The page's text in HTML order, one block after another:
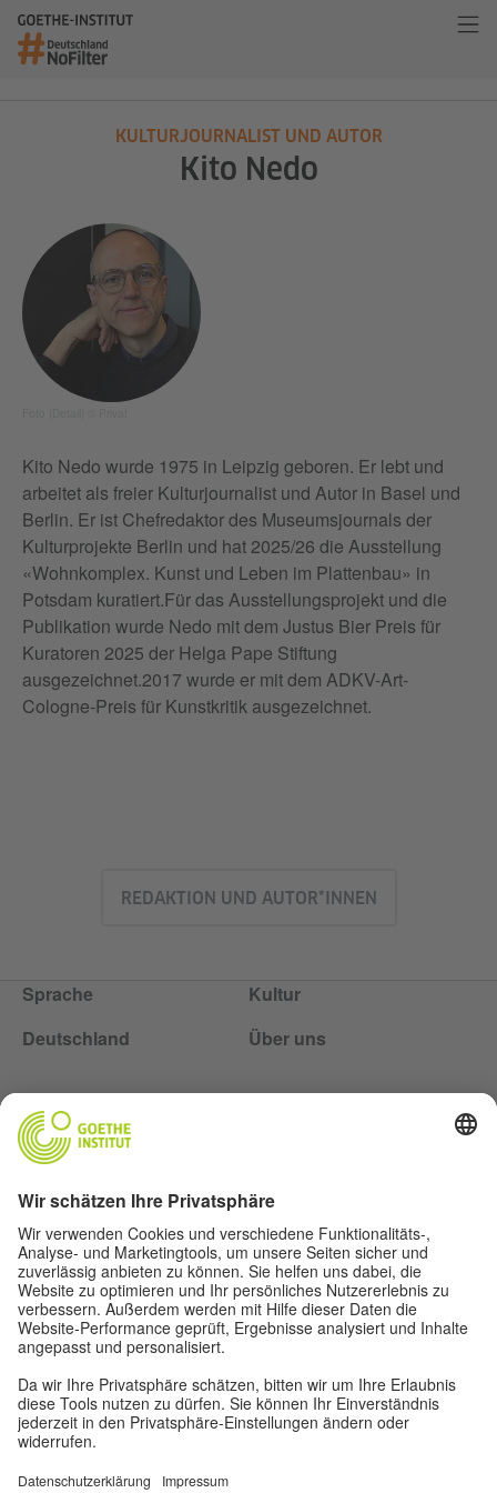
KULTURJOURNALIST UND AUTOR
Kito Nedo
Kito Nedo wurde 1975 in Leipzig geboren. Er lebt und
arbeitet als freier Kulturjournalist und Autor in Basel und
Berlin. Er ist Chefredaktor des Museumsjournals der
Kulturprojekte Berlin und hat 2025/26 die Ausstellung
«Wohnkomplex. Kunst und Leben im Plattenbau» in
Potsdam kuratiert.Für das Ausstellungsprojekt und die
Publikation wurde Nedo mit dem Justus Bier Preis für
Kuratoren 2025 der Helga Pape Stiftung
ausgezeichnet.2017 wurde er mit dem ADKV-Art-
Cologne-Preis für Kunstkritik ausgezeichnet.
REDAKTION UND AUTOR*INNEN
Sprache
Kultur
Deutschland
Über uns
Über uns
Autor*innen
Impressum
Datenschutz
Privatsphäre-Einstellungen